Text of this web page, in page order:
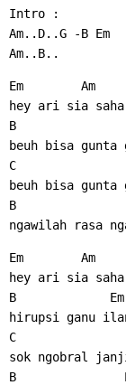
Intro :
Am..D..G -B Em
Am..B..
Em        Am
hey ari sia saha
B
beuh bisa
C
beuh bisa gunta
B
ngawilah rasa
Em        Am
hey ari sia saha
B             Em
hirupsi ganu
C
sok ngobral
B